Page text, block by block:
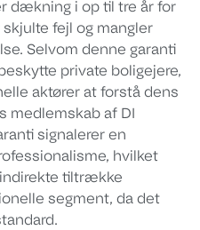
dækning i op til tre år for
fejl og mangler
Selvom denne garanti
private boligejere,
aktører at forstå dens
medlemskab af DI
signalerer en
hvilket
tiltrække
segment, da det